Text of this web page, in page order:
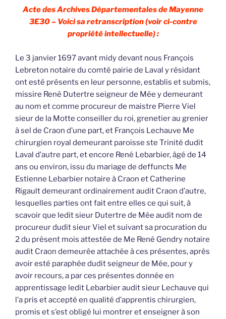
Acte des Archives Départementales de Mayenne
3E30 – Voici sa retranscription (voir ci-contre
propriété intellectuelle) :
Le 3 janvier 1697 avant midy devant nous François
Lebreton notaire du comté pairie de Laval y résidant
ont esté présents en leur personne, establis et submis,
missire René Dutertre seigneur de Mée y demeurant
au nom et comme procureur de maistre Pierre Viel
sieur de la Motte conseiller du roi, grenetier au grenier
à sel de Craon d’une part, et François Lechauve Me
chirurgien royal demeurant paroisse ste Trinité dudit
Laval d’autre part, et encore René Lebarbier, âgé de 14
ans ou environ, issu du mariage de deffuncts Me
Estienne Lebarbier notaire à Craon et Catherine
Rigault demeurant ordinairement audit Craon d’autre,
lesquelles parties ont fait entre elles ce qui suit, à
scavoir que ledit sieur Dutertre de Mée audit nom de
procureur dudit sieur Viel et suivant sa procuration du
2 du présent mois attestée de Me René Gendry notaire
audit Craon demeurée attachée à ces présentes, après
avoir esté paraphée dudit seigneur de Mée, pour y
avoir recours, a par ces présentes donnée en
apprentissage ledit Lebarbier audit sieur Lechauve qui
l’a pris et accepté en qualité d’apprentis chirurgien,
promis et s’est obligé lui montrer et enseigner à son